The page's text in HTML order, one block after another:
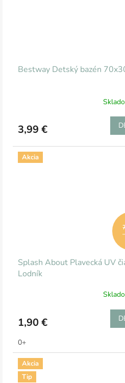
Bestway Detský bazén
3,99 €
Akcia
Splash About Plavecká UV
Lodník
1,90 €
0+
Akcia
Tip